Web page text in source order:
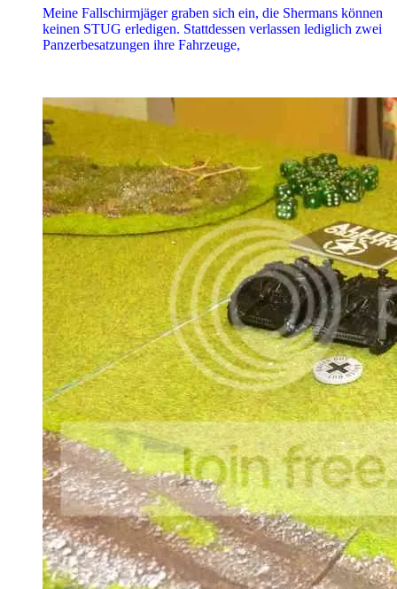
Meine Fallschirmjäger graben sich ein, die Shermans können
keinen STUG erledigen. Stattdessen verlassen lediglich zwei
Panzerbesatzungen ihre Fahrzeuge,